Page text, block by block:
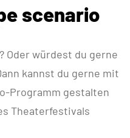
scenario
Oder würdest du gerne
kannst du gerne mit
Programm gestalten
Theaterfestivals